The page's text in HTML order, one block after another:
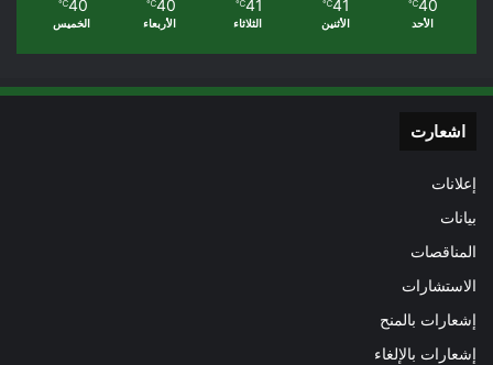
40
℃
الأحد
41
℃
الأثنين
41
℃
الثلاثاء
40
℃
الأربعاء
40
℃
الخميس
اشعارت
إعلانات
بيانات
المناقصات
الاستشارات
إشعارات بالمنح
إشعارات بالإلغاء